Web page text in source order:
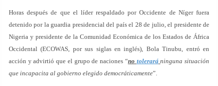
Horas después de que el líder respaldado por Occidente de Níger fuera
detenido por la guardia presidencial del país el 28 de julio, el presidente de
Nigeria y presidente de la Comunidad Económica de los Estados de África
Occidental (ECOWAS, por sus siglas en inglés), Bola Tinubu, entró en
acción y advirtió que el grupo de naciones “no tolerará ninguna situación
que incapacita al gobierno elegido democráticamente”.